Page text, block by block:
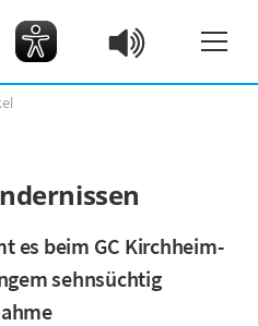
es beim GC Kirchheim-
sehnsüchtig